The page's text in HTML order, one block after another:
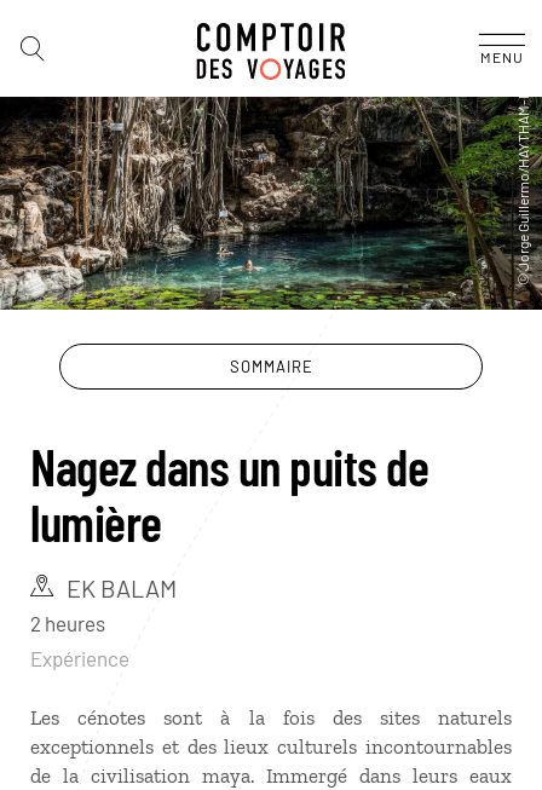
MENU
SOMMAIRE
Nagez dans un puits de
lumière
EK BALAM
2 heures
Expérience
Les cénotes sont à la fois des sites naturels
exceptionnels et des lieux culturels incontournables
de la civilisation maya. Immergé dans leurs eaux